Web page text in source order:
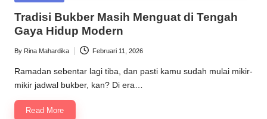
Tradisi Bukber Masih Menguat di Tengah
Gaya Hidup Modern
Posted
by
By Rina Mahardika Februari 11, 2026
Ramadan sebentar lagi tiba, dan pasti kamu sudah mulai mikir-
mikir jadwal bukber, kan? Di era…
Read More